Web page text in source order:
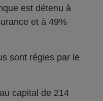
est détenu à
et à 49%
sont régies par le
capital de 214